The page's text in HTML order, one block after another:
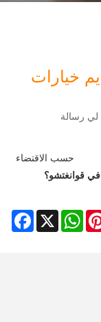
خيارات
لي رسالة
حسب الاقتضاء
قوانغتشو؟
X
WhatsApp